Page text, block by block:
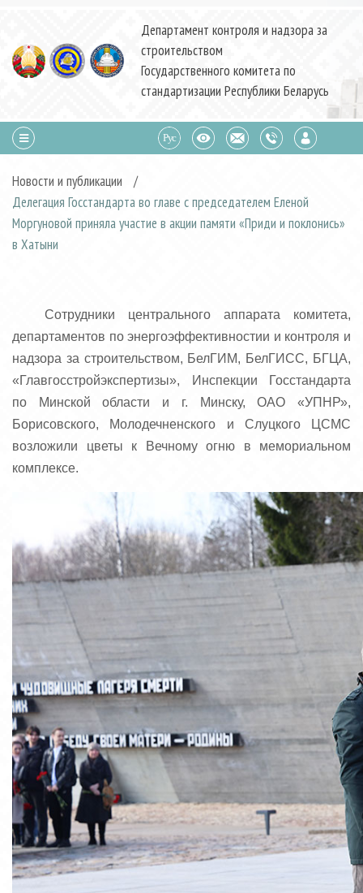
Департамент контроля и надзора за
строительством
Государственного комитета по
стандартизации Республики Беларусь
Новости и публикации
/
Делегация Госстандарта во главе с председателем Еленой
Моргуновой приняла участие в акции памяти «Приди и поклонись»
в Хатыни
Сотрудники центрального аппарата комитета,
департаментов по энергоэффективностии и контроля и
надзора за строительством, БелГИМ, БелГИСС, БГЦА,
«Главгосстройэкспертизы», Инспекции Госстандарта
по Минской области и г. Минску, ОАО «УПНР»,
Борисовского, Молодечненского и Слуцкого ЦСМС
возложили цветы к Вечному огню в мемориальном
комплексе.